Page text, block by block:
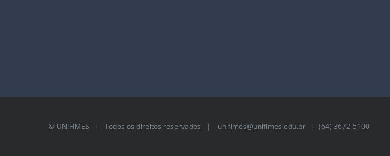
© UNIFIMES | Todos os direitos reservados | unifimes@unifimes.edu.br | (64) 3672-5100